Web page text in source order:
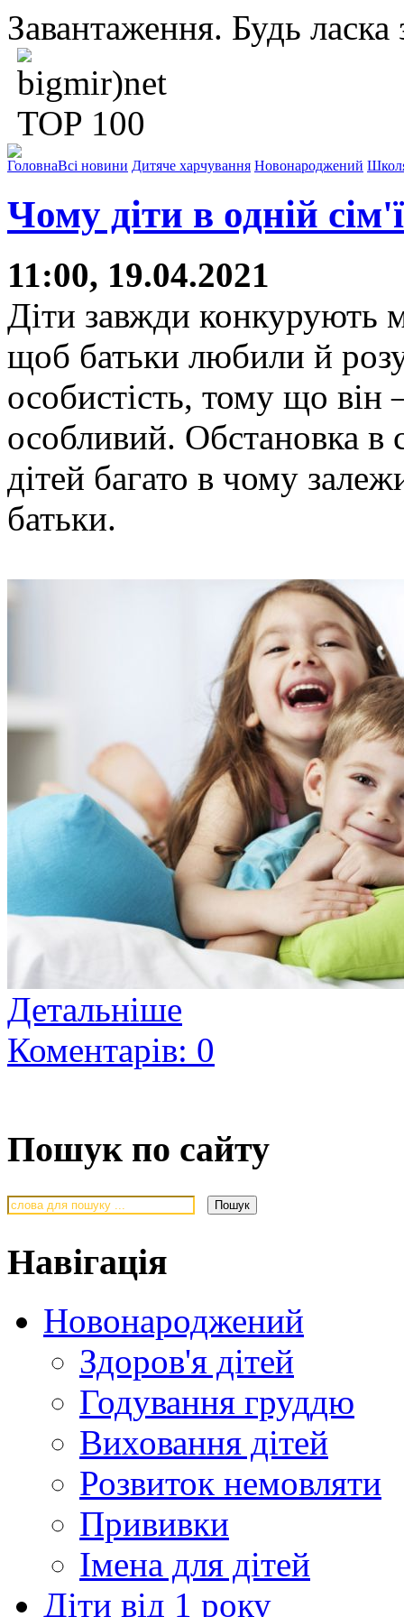
Завантаження. Будь ласка
ГоловнаВсі новини Дитяче харчування Новонароджений
Чому діти в одній
11:00, 19.04.2021
Діти завжди конкурують
щоб батьки любили й
особистість, тому що він
особливий. Обстановка в
дітей багато в чому
батьки.
Детальніше
Коментарів: 0
Пошук по сайту
Навігація
Новонароджений
Здоров'я дітей
Годування груддю
Виховання дітей
Розвиток немовляти
Прививки
Імена для дітей
Діти від 1 року